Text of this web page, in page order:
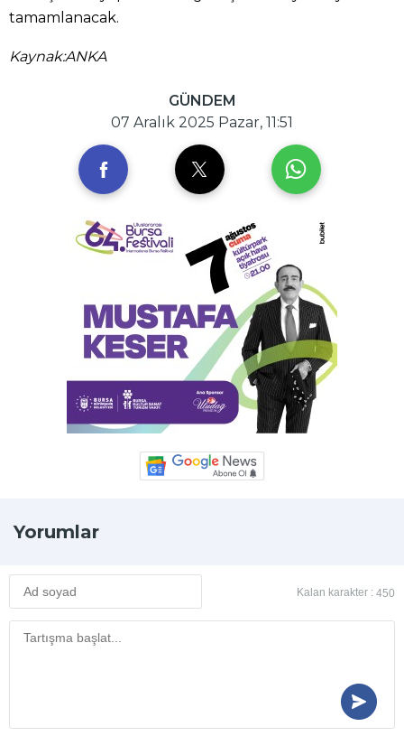
tamamlanacak.
Kaynak:ANKA
GÜNDEM
07 Aralık 2025 Pazar, 11:51
Yorumlar
Kalan karakter : 450